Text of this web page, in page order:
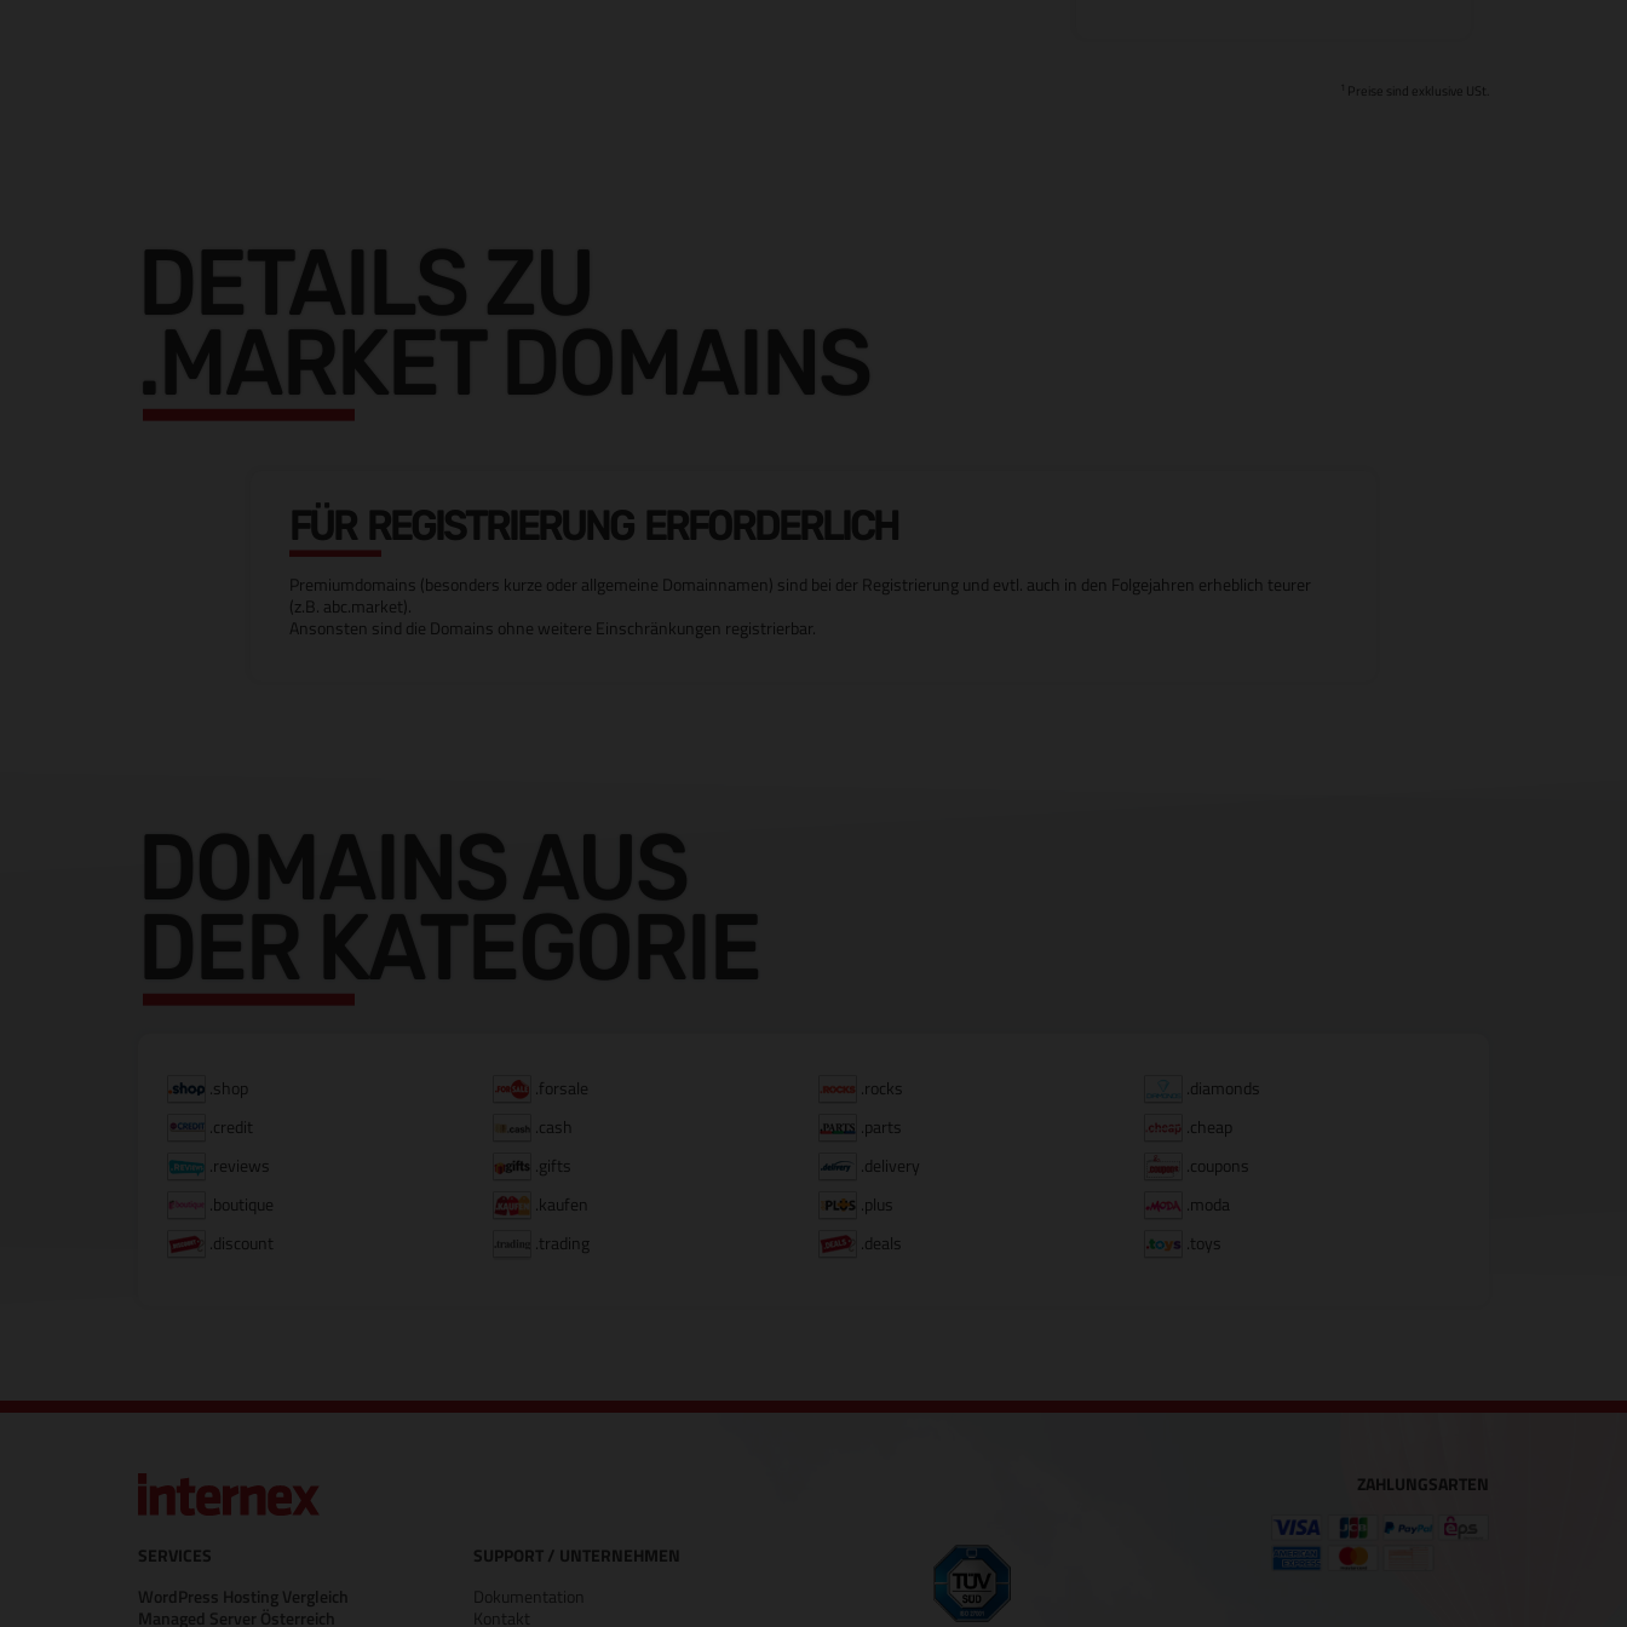
1 Preise sind exklusive USt.
DETAILS ZU
.MARKET DOMAINS
FÜR REGISTRIERUNG ERFORDERLICH
Premiumdomains (besonders kurze oder allgemeine Domainnamen) sind bei der Registrierung und evtl. auch in den Folgejahren erheblich teurer
(z.B. abc.market).
Ansonsten sind die Domains ohne weitere Einschränkungen registrierbar.
DOMAINS AUS
DER KATEGORIE
.shop .forsale .rocks
.diamonds
.credit
.cash .parts
.cheap
.reviews
.gifts .delivery
.coupons
.boutique
.kaufen .plus
.moda
.discount
.trading .deals .toys
SERVICES
WordPress Hosting Vergleich
Managed Server Österreich
SUPPORT / UNTERNEHMEN
Dokumentation
Kontakt
ZAHLUNGSARTEN